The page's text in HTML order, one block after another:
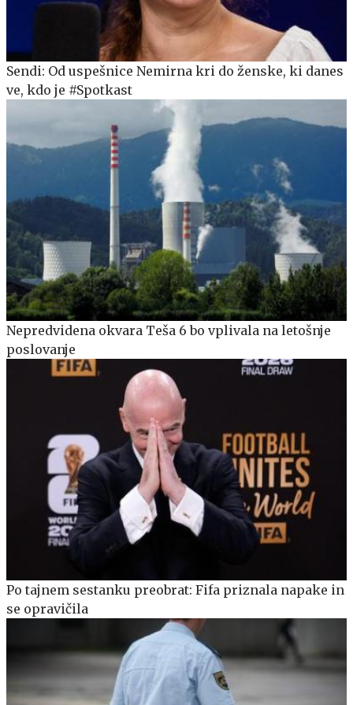
Sendi: Od uspešnice Nemirna kri do ženske, ki danes
ve, kdo je #Spotkast
Nepredvidena okvara Teša 6 bo vplivala na letošnje
poslovanje
Po tajnem sestanku preobrat: Fifa priznala napake in
se opravičila